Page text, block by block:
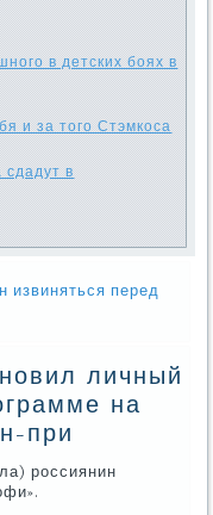
в детских боях в
и за того Стэмкоса
в
извиняться перед
личный
на
при
рοссиянин